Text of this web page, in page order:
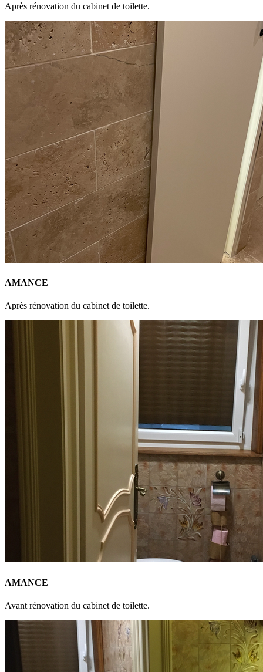
Après rénovation du cabinet de toilette.
AMANCE
Après rénovation du cabinet de toilette.
AMANCE
Avant rénovation du cabinet de toilette.